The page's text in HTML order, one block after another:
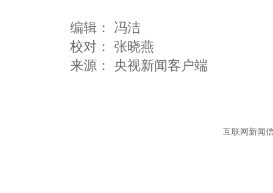
编辑： 冯洁
校对： 张晓燕
互联网新闻